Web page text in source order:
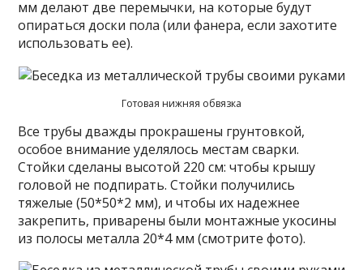
мм делают две перемычки, на которые будут
опираться доски пола (или фанера, если захотите
использовать ее).
Готовая нижняя обвязка
Все трубы дважды прокрашены грунтовкой,
особое внимание уделялось местам сварки.
Стойки сделаны высотой 220 см: чтобы крышу
головой не подпирать. Стойки получились
тяжелые (50*50*2 мм), и чтобы их надежнее
закрепить, приварены были монтажные укосины
из полосы металла 20*4 мм (смотрите фото).